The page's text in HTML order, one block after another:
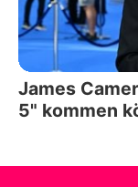
James
5" kommen